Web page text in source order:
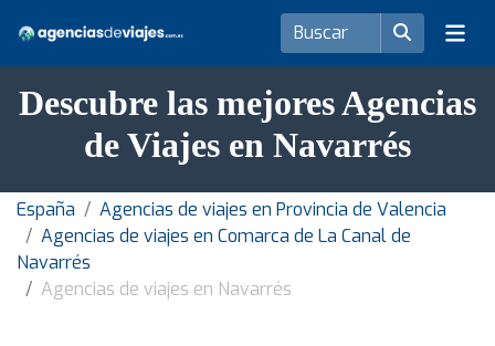
Descubre las mejores Agencias
de Viajes en Navarrés
España
Agencias de viajes en Provincia de Valencia
Agencias de viajes en Comarca de La Canal de
Navarrés
Agencias de viajes en Navarrés